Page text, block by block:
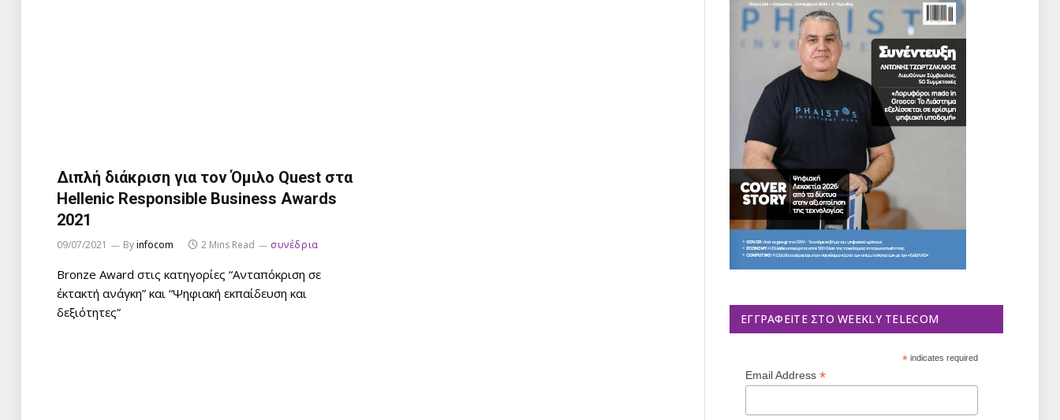
Διπλή διάκριση για τον Όμιλο Quest στα
Hellenic Responsible Business Awards
2021
09/07/2021 Byinfocom 2 Mins Read συνέδρια
Bronze Award στις κατηγορίες “Ανταπόκριση σε
έκτακτή ανάγκη” και “Ψηφιακή εκπαίδευση και
δεξιότητες”
ΕΓΓΡΑΦΕΊΤΕ ΣΤΟ WEEKLY TELECOM
*indicates required
Email Address *